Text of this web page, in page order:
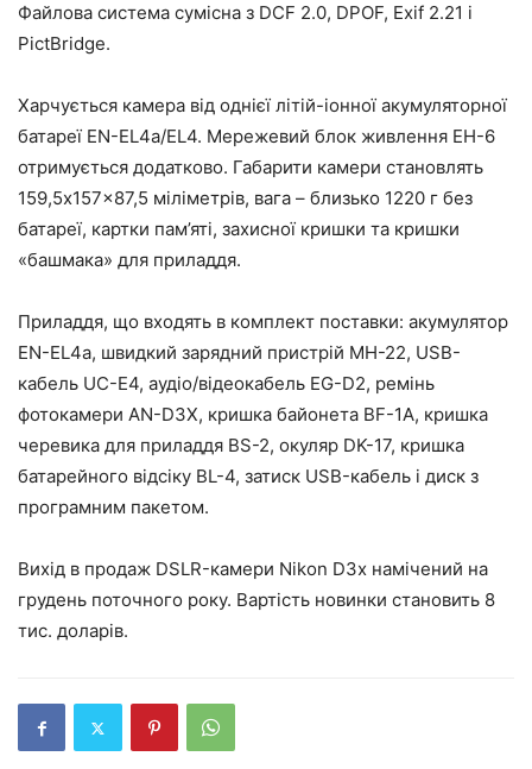
Файлова система сумісна з DCF 2.0, DPOF, Exif 2.21 і
PictBridge.
Харчується камера від однієї літій-іонної акумуляторної
батареї EN-EL4а/EL4. Мережевий блок живлення EH-6
отримується додатково. Габарити камери становлять
159,5x157x87,5 міліметрів, вага – близько 1220 г без
батареї, картки пам’яті, захисної кришки та кришки
«башмака» для приладдя.
Приладдя, що входять в комплект поставки: акумулятор
EN-EL4а, швидкий зарядний пристрій MH-22, USB-
кабель UC-E4, аудіо/відеокабель EG-D2, ремінь
фотокамери AN-D3Х, кришка байонета BF-1A, кришка
черевика для приладдя BS-2, окуляр DK-17, кришка
батарейного відсіку BL-4, затиск USB-кабель і диск з
програмним пакетом.
Вихід в продаж DSLR-камери Nikon D3x намічений на
грудень поточного року. Вартість новинки становить 8
тис. доларів.